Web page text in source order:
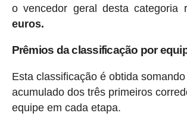
o vencedor geral desta categoria
euros.
Prêmios da classificação por
Esta classificação é obtida
acumulado dos três primeiros
equipe em cada etapa.